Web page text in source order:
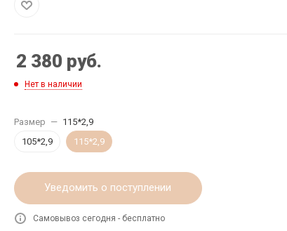
2 380 руб.
Нет в наличии
Размер — 115*2,9
105*2,9
115*2,9
Уведомить о поступлении
Самовывоз сегодня - бесплатно